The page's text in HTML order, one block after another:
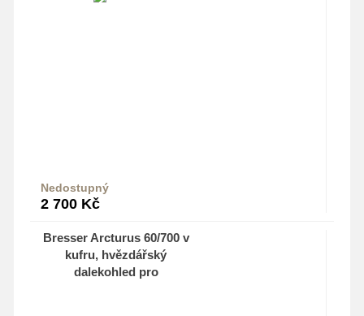
Nedostupný
2 700 Kč
Bresser Arcturus 60/700 v
kufru, hvězdářský
dalekohled pro